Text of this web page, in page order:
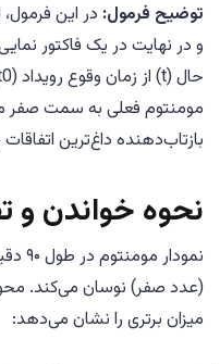
توضیح فرمول: در این
و در نهایت در یک فاکتور
مومنتوم فعلی به سمت صفر
بازتاب‌دهنده داغ‌ترین
نحوه خواندن و
(عدد صفر) نوسان می‌کند.
میزان برتری را نشان می‌دهد: